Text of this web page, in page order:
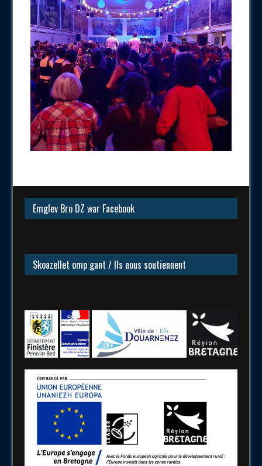
Emglev Bro DZ war Facebook
Skoazellet omp gant / Ils nous soutiennent